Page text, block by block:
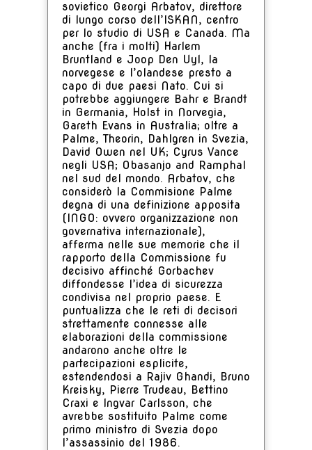
sovietico Georgi Arbatov, direttore
di lungo corso dell’ISKAN, centro
per lo studio di USA e Canada. Ma
anche (fra i molti) Harlem
Bruntland e Joop Den Uyl, la
norvegese e l’olandese presto a
capo di due paesi Nato. Cui si
potrebbe aggiungere Bahr e Brandt
in Germania, Holst in Norvegia,
Gareth Evans in Australia; oltre a
Palme, Theorin, Dahlgren in Svezia,
David Owen nel UK; Cyrus Vance
negli USA; Obasanjo and Ramphal
nel sud del mondo. Arbatov, che
considerò la Commisione Palme
degna di una definizione apposita
(INGO: ovvero organizzazione non
governativa internazionale),
afferma nelle sue memorie che il
rapporto della Commissione fu
decisivo affinché Gorbachev
diffondesse l’idea di sicurezza
condivisa nel proprio paese. E
puntualizza che le reti di decisori
strettamente connesse alle
elaborazioni della commissione
andarono anche oltre le
partecipazioni esplicite,
estendendosi a Rajiv Ghandi, Bruno
Kreisky, Pierre Trudeau, Bettino
Craxi e Ingvar Carlsson, che
avrebbe sostituito Palme come
primo ministro di Svezia dopo
l’assassinio del 1986.